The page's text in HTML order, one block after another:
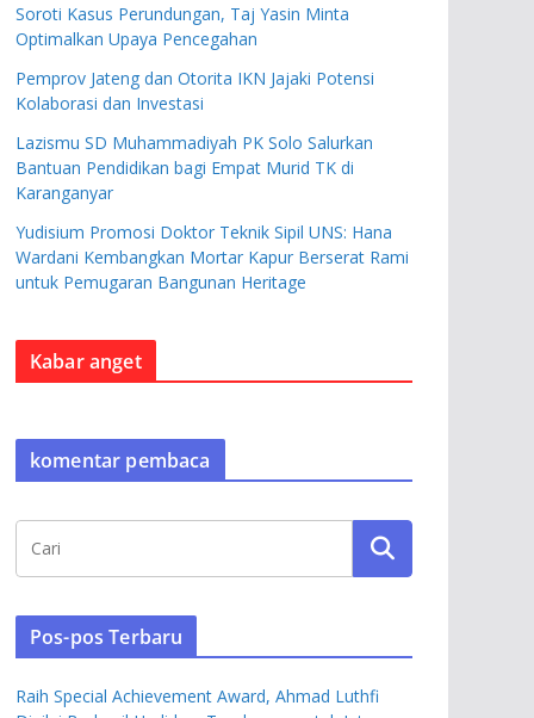
Soroti Kasus Perundungan, Taj Yasin Minta
Optimalkan Upaya Pencegahan
Pemprov Jateng dan Otorita IKN Jajaki Potensi
Kolaborasi dan Investasi
Lazismu SD Muhammadiyah PK Solo Salurkan
Bantuan Pendidikan bagi Empat Murid TK di
Karanganyar
Yudisium Promosi Doktor Teknik Sipil UNS: Hana
Wardani Kembangkan Mortar Kapur Berserat Rami
untuk Pemugaran Bangunan Heritage
Kabar anget
komentar pembaca
Pos-pos Terbaru
Raih Special Achievement Award, Ahmad Luthfi